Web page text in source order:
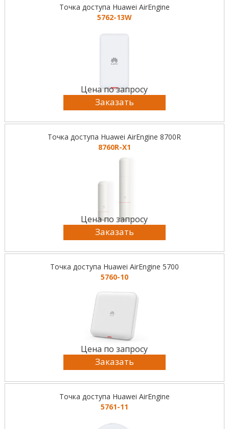
Точка доступа Huawei AirEngine
5762-13W
Цена по запросу
Заказать
Точка доступа Huawei AirEngine 8700R
8760R-X1
Цена по запросу
Заказать
Точка доступа Huawei AirEngine 5700
5760-10
Цена по запросу
Заказать
Точка доступа Huawei AirEngine
5761-11